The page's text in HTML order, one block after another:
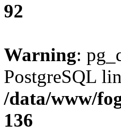
92
Warning:
PostgreSQL
/data/www/
136